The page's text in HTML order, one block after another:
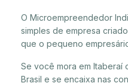
O Microempreendedor
simples de empresa
que o pequeno
Se você mora em Itaberaí
Brasil e se encaixa nas